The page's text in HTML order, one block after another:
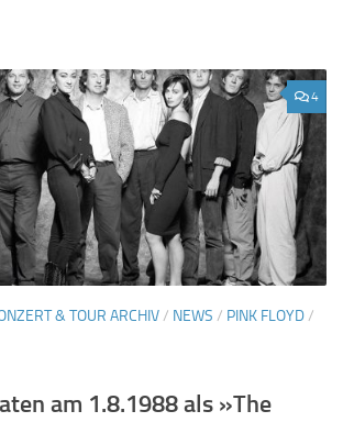
4
& TOUR ARCHIV/ NEWS / PINK FLOYD/
am 1.8.1988 als »The